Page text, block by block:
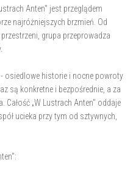
Anten" jest przeglądem
najróżniejszych brzmień. Od
grupa przeprowadza
osiedlowe historie i nocne powroty
są konkretne i bezpośrednie, a za
„W Lustrach Anten" oddaje
ucieka przy tym od sztywnych,